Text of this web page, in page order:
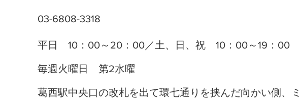
03-6808-3318
平日 10：00～20：00／土、日、祝 10：00～19：00
毎週火曜日 第2水曜
葛西駅中央口の改札を出て環七通りを挟んだ向かい側、ミ